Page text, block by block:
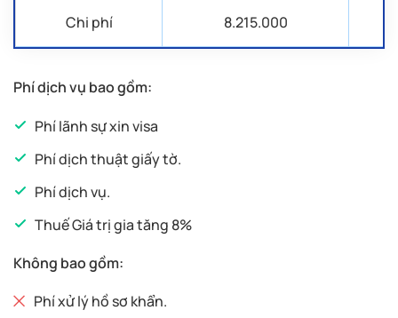
Đăng ký kinh doanh;
Nếu là học sinh/sinh viên:
Giấy xác nhận học sinh/ sinh viên;
Nếu là người đã nghỉ hưu:
Giấy tờ hưu trí;
Nếu là người làm tự do:
Chi phí 8.215.000
Phí dịch vụ bao gồm:
Phí lãnh sự xin visa
Phí dịch thuật giấy tờ.
Phí dịch vụ.
Thuế Giá trị gia tăng 8%
Không bao gồm:
Phí xử lý hồ sơ khẩn.